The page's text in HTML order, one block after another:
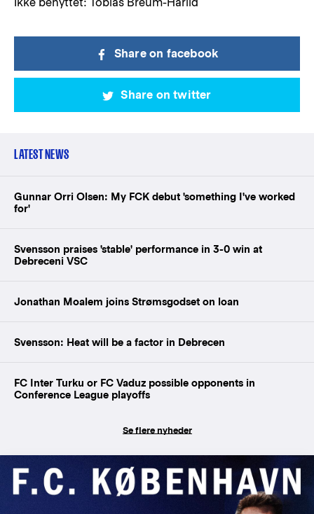
Share on facebook
Share on twitter
LATEST NEWS
Gunnar Orri Olsen: My FCK debut 'something I've worked
for'
Svensson praises 'stable' performance in 3-0 win at
Debreceni VSC
Jonathan Moalem joins Strømsgodset on loan
Svensson: Heat will be a factor in Debrecen
FC Inter Turku or FC Vaduz possible opponents in
Conference League playoffs
Se flere nyheder